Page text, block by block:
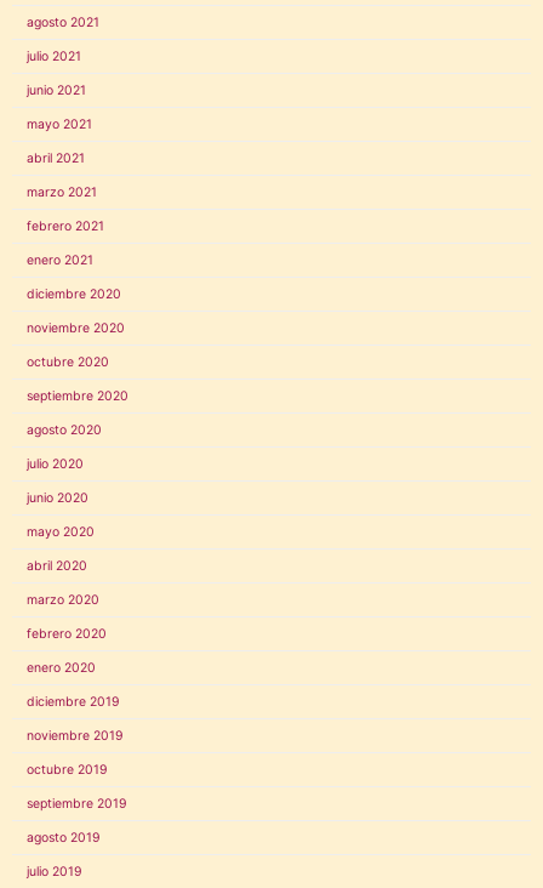
agosto 2021
julio 2021
junio 2021
mayo 2021
abril 2021
marzo 2021
febrero 2021
enero 2021
diciembre 2020
noviembre 2020
octubre 2020
septiembre 2020
agosto 2020
julio 2020
junio 2020
mayo 2020
abril 2020
marzo 2020
febrero 2020
enero 2020
diciembre 2019
noviembre 2019
octubre 2019
septiembre 2019
agosto 2019
julio 2019